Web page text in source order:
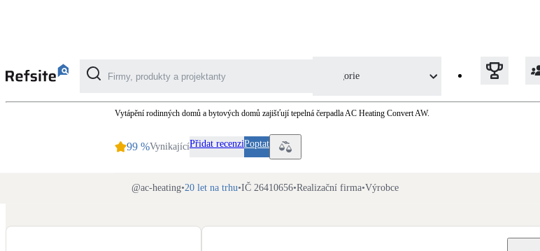
Kategorie
Na přípravu teplé vody i přitápění
AC HEATING (KUFI INT)
Vytápění rodinných domů a bytových domů zajišťují tepelná čerpadla AC Heating Convert AW.
99 %VynikajícíPřidat recenziPoptat
@ac-heating•20 let na trhu•IČ 26410656•Realizační firma•Výrobce